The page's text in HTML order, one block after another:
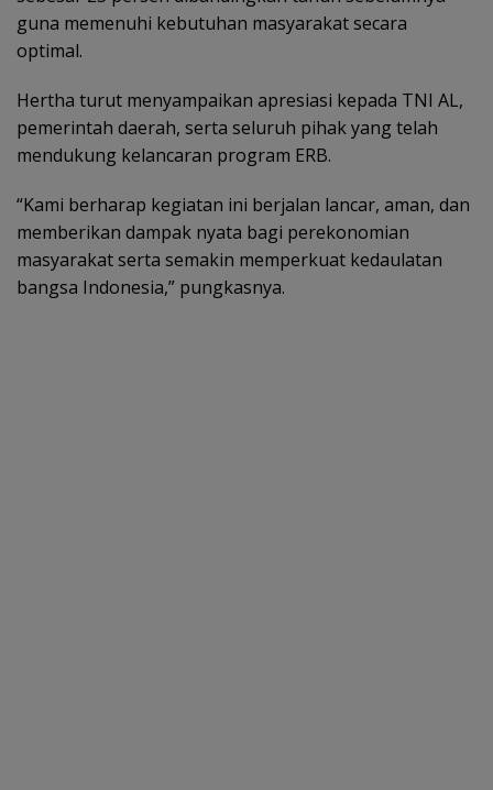
guna memenuhi kebutuhan masyarakat secara
optimal.
Hertha turut menyampaikan apresiasi kepada TNI AL,
pemerintah daerah, serta seluruh pihak yang telah
mendukung kelancaran program ERB.
“Kami berharap kegiatan ini berjalan lancar, aman, dan
memberikan dampak nyata bagi perekonomian
masyarakat serta semakin memperkuat kedaulatan
bangsa Indonesia,” pungkasnya.